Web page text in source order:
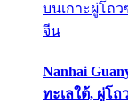
บนเกาะผู่โถ
จีน
Nanhai
ทะเลใต้, ผู่โ